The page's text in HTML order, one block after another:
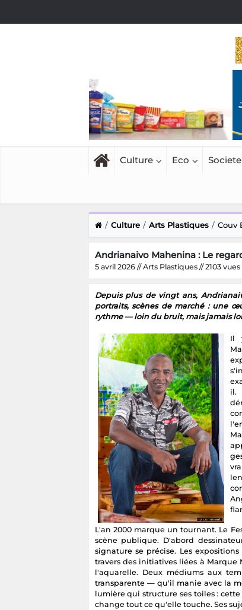
Culture Eco Societe
Culture Arts Plastiques Couv
Andrianaivo Mahenina : Le
5 avril 2026 // Arts Plastiques // 2103 vues
Depuis plus de vingt ans,
portraits, scènes de marché : une
rythme — loin du bruit, mais jamais
Il
il.
L'an 2000 marque un tournant. Le
scène publique. D'abord
signature se précise. Les
travers des initiatives liées à
l'aquarelle. Deux médiums aux
transparente — qu'il manie avec la
lumière qui structure ses toiles :
change tout ce qu'elle touche. Ses